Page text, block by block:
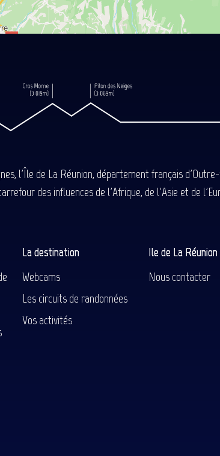
l'Île de La Réunion, département français
des influences de l'Afrique, de l'Asie et de
La destination
Webcams
Les circuits de randonnées
Vos activités
Ile de La
Nous contacter